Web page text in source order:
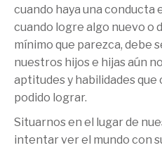
cuando haya una conducta
cuando logre algo nuevo o
mínimo que parezca, debe
nuestros hijos e hijas aún
aptitudes y habilidades que
podido lograr.
Situarnos en el lugar de
intentar ver el mundo con